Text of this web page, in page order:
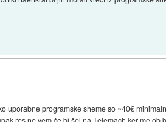
uporabne programske sheme so ~40€
res ne vem če bi šel na Telemach ker me ob